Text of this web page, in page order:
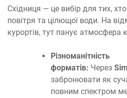
Східниця — це вибір для тих,
повітря та цілющої води. На
курортів, тут панує атмосфера
Різноманітність
форматів: Через
забронювати як
повним спектром